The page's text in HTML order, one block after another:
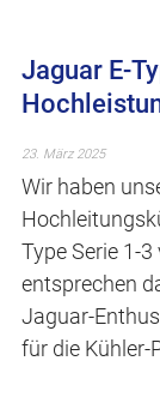
Jaguar E-
23. März 2025
Wir haben
Type Serie 1-
entsprechen
Jaguar-
für die Kühler-